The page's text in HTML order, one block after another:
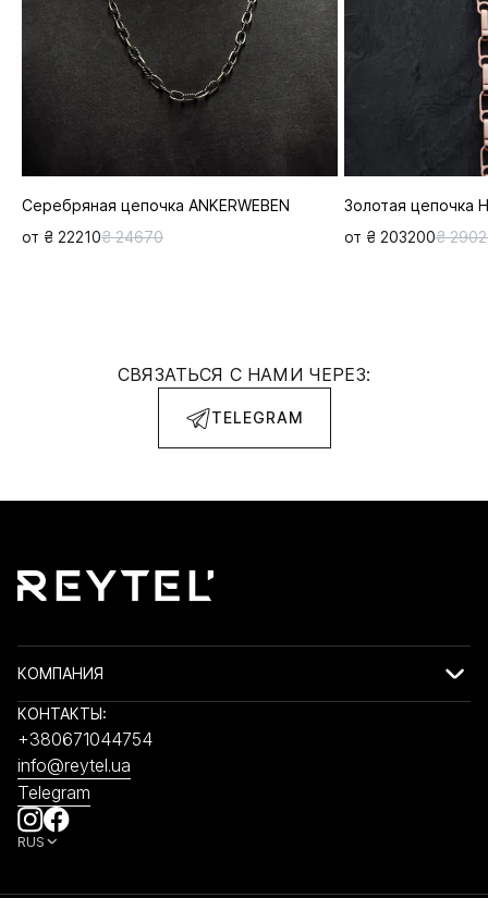
Серебряная цепочка ANKERWEBEN
от ₴ 22210₴ 24670
Золотая цепочка
от ₴ 203200₴
СВЯЗАТЬСЯ С НАМИ ЧЕРЕЗ:
TELEGRAM
КОМПАНИЯ
КОНТАКТЫ:
+380671044754
info@reytel.ua
Telegram
RUS